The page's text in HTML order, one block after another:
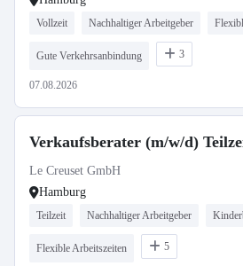
Vollzeit Nachhaltiger Arbeitgeber
Gute Verkehrsanbindung 3
07.08.2026
Verkaufsberater (m/w/d)
Le Creuset GmbH
Hamburg
Teilzeit Nachhaltiger Arbeitgeber
Flexible Arbeitszeiten 5